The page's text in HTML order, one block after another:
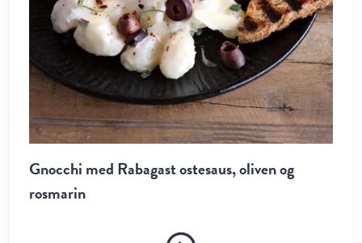
Gnocchi med Rabagast ostesaus, oliven og
rosmarin